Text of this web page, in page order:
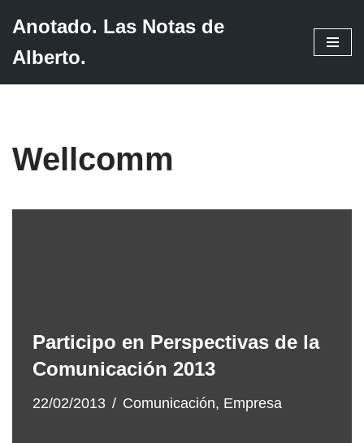
Saltar
Anotado. Las Notas de
Alberto.
Wellcomm
Participo en Perspectivas de la
Comunicación 2013
22/02/2013 Comunicación, Empresa